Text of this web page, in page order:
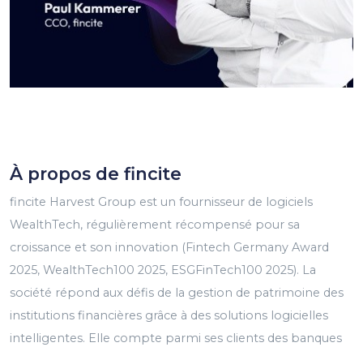
À propos de fincite
fincite Harvest Group est un fournisseur de logiciels
WealthTech, régulièrement récompensé pour sa
croissance et son innovation (Fintech Germany Award
2025, WealthTech100 2025, ESGFinTech100 2025). La
société répond aux défis de la gestion de patrimoine des
institutions financières grâce à des solutions logicielles
intelligentes. Elle compte parmi ses clients des banques